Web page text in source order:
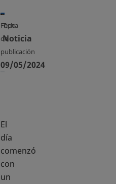
Fecha
de
publicación
09/05/2024
Tipo
Noticia
El
día
comenzó
con
un